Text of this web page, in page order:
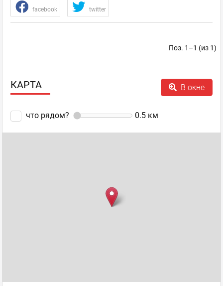
facebook twitter
Поз. 1–1 (из 1)
КАРТА В окне
что рядом? 0.5 км